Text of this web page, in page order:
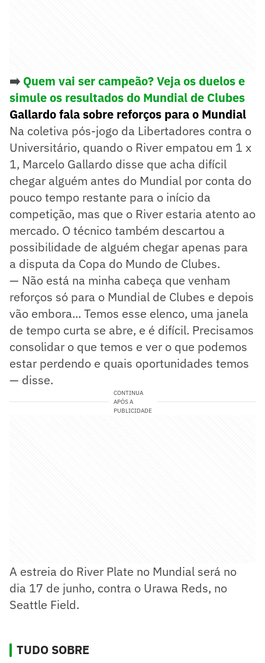
➡️ Quem vai ser campeão? Veja os duelos e
simule os resultados do Mundial de Clubes
Gallardo fala sobre reforços para o Mundial
Na coletiva pós-jogo da Libertadores contra o
Universitário, quando o River empatou em 1 x
1, Marcelo Gallardo disse que acha difícil
chegar alguém antes do Mundial por conta do
pouco tempo restante para o início da
competição, mas que o River estaria atento ao
mercado. O técnico também descartou a
possibilidade de alguém chegar apenas para
a disputa da Copa do Mundo de Clubes.
— Não está na minha cabeça que venham
reforços só para o Mundial de Clubes e depois
vão embora... Temos esse elenco, uma janela
de tempo curta se abre, e é difícil. Precisamos
consolidar o que temos e ver o que podemos
estar perdendo e quais oportunidades temos
— disse.
CONTINUA
APÓS A
PUBLICIDADE
A estreia do River Plate no Mundial será no
dia 17 de junho, contra o Urawa Reds, no
Seattle Field.
TUDO SOBRE